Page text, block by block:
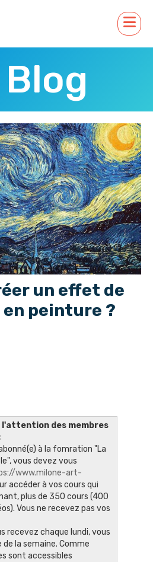
un effet de
peinture ?
l'attention des membres
à la fomration "La
vous devez vous
www.milone-art-
accéder à vos cours qui
plus de 350 cours (400
Vous ne recevez pas vos
recevez chaque lundi, vous
la semaine. Comme
sont accessibles